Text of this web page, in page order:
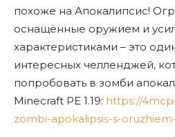
похоже на Апокалипсис!
оснащённые оружием и
характеристиками – это
интересных челленджей,
попробовать в зомби
Minecraft PE 1.19: https://
zombi-apokalipsis-s-